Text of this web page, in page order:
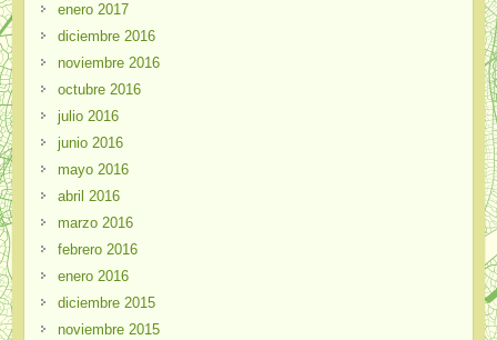
enero 2017
diciembre 2016
noviembre 2016
octubre 2016
julio 2016
junio 2016
mayo 2016
abril 2016
marzo 2016
febrero 2016
enero 2016
diciembre 2015
noviembre 2015